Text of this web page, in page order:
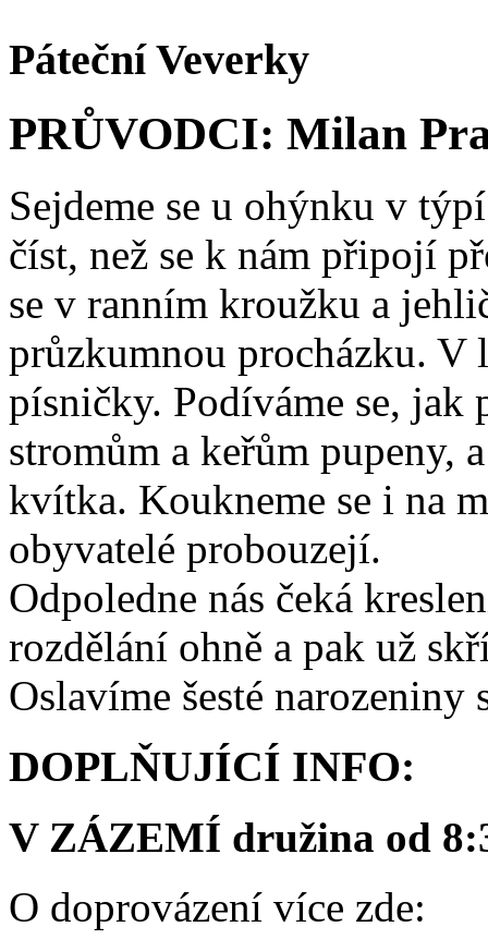
Páteční Veverky
PRŮVODCI: Milan
Sejdeme se u ohýnku v
číst, než se k nám připojí
se v ranním kroužku a
průzkumnou procházku. V
písničky. Podíváme se,
stromům a keřům pupeny,
kvítka. Koukneme se i na
obyvatelé probouzejí.
Odpoledne nás čeká
rozdělání ohně a pak už
Oslavíme šesté
DOPLŇUJÍCÍ INFO:
V ZÁZEMÍ družina od
O doprovázení více zde: